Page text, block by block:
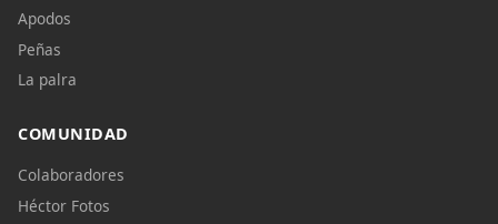
Apodos
Peñas
La palra
COMUNIDAD
Colaboradores
Héctor Fotos